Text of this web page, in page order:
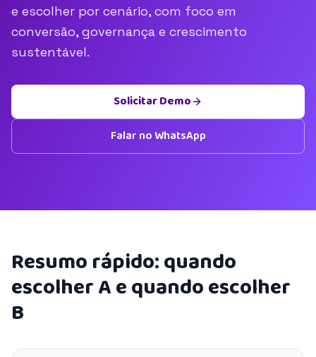
e escolher por cenário, com foco em
conversão, governança e crescimento
sustentável.
Solicitar Demo
Falar no WhatsApp
Resumo rápido: quando
escolher A e quando escolher
B